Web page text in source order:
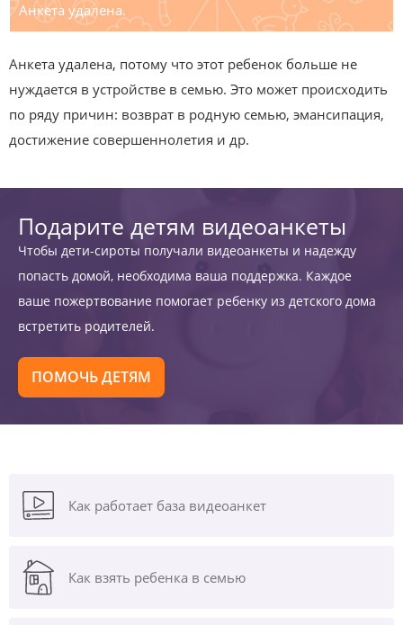
Анкета удалена.
Анкета удалена, потому что этот ребенок больше не
нуждается в устройстве в семью. Это может происходить
по ряду причин: возврат в родную семью, эмансипация,
достижение совершеннолетия и др.
Подарите детям видеоанкеты
Чтобы дети-сироты получали видеоанкеты и надежду
попасть домой, необходима ваша поддержка. Каждое
ваше пожертвование помогает ребенку из детского дома
встретить родителей.
ПОМОЧЬ ДЕТЯМ
Как работает база видеоанкет
Как взять ребенка в семью